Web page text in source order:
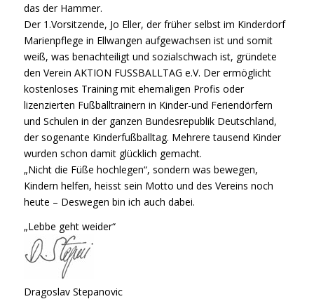
das der Hammer.
Der 1.Vorsitzende, Jo Eller, der früher selbst im Kinderdorf
Marienpflege in Ellwangen aufgewachsen ist und somit
weiß, was benachteiligt und sozialschwach ist, gründete
den Verein AKTION FUSSBALLTAG e.V. Der ermöglicht
kostenloses Training mit ehemaligen Profis oder
lizenzierten Fußballtrainern in Kinder-und Feriendörfern
und Schulen in der ganzen Bundesrepublik Deutschland,
der sogenante Kinderfußballtag. Mehrere tausend Kinder
wurden schon damit glücklich gemacht.
„Nicht die Füße hochlegen“, sondern was bewegen,
Kindern helfen, heisst sein Motto und des Vereins noch
heute – Deswegen bin ich auch dabei.
„Lebbe geht weider“
Dragoslav Stepanovic